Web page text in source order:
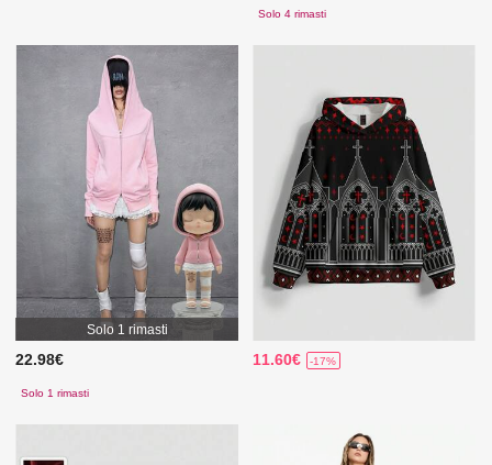
Solo 4 rimasti
Solo 1 rimasti
22.98€
Solo 1 rimasti
11.60€ -17%